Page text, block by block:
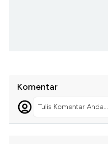
Komentar
Tulis Komentar Anda...